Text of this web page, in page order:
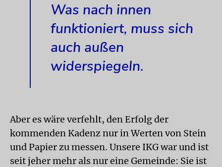
Was nach innen
funktioniert, muss sich
auch außen
widerspiegeln.
Aber es wäre verfehlt, den Erfolg der
kommenden Kadenz nur in Werten von Stein
und Papier zu messen. Unsere IKG war und ist
seit jeher mehr als nur eine Gemeinde: Sie ist